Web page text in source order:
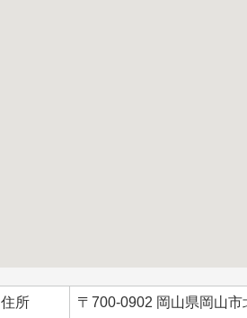
住所 〒700-0902 岡山県岡山市